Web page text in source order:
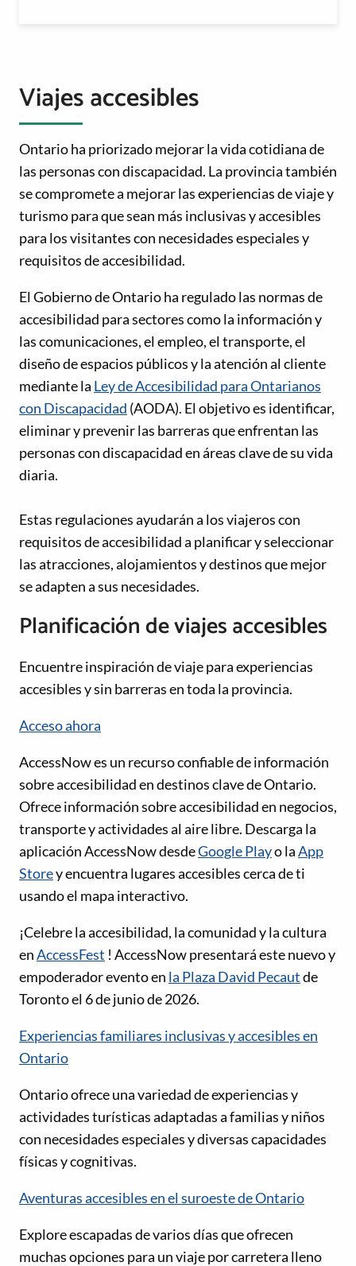
Viajes accesibles
Ontario ha priorizado mejorar la vida cotidiana de
las personas con discapacidad. La provincia también
se compromete a mejorar las experiencias de viaje y
turismo para que sean más inclusivas y accesibles
para los visitantes con necesidades especiales y
requisitos de accesibilidad.
El Gobierno de Ontario ha regulado las normas de
accesibilidad para sectores como la información y
las comunicaciones, el empleo, el transporte, el
diseño de espacios públicos y la atención al cliente
mediante la Ley de Accesibilidad para Ontarianos
con Discapacidad (AODA). El objetivo es identificar,
eliminar y prevenir las barreras que enfrentan las
personas con discapacidad en áreas clave de su vida
diaria.
Estas regulaciones ayudarán a los viajeros con
requisitos de accesibilidad a planificar y seleccionar
las atracciones, alojamientos y destinos que mejor
se adapten a sus necesidades.
Planificación de viajes accesibles
Encuentre inspiración de viaje para experiencias
accesibles y sin barreras en toda la provincia.
Acceso ahora
AccessNow es un recurso confiable de información
sobre accesibilidad en destinos clave de Ontario.
Ofrece información sobre accesibilidad en negocios,
transporte y actividades al aire libre. Descarga la
aplicación AccessNow desdeGoogle Playo laApp
Storey encuentra lugares accesibles cerca de ti
usando el mapa interactivo.
¡Celebre la accesibilidad, la comunidad y la cultura
enAccessFest ! AccessNow presentará este nuevo y
empoderador evento en la Plaza David Pecautde
Toronto el 6 de junio de 2026.
Experiencias familiares inclusivas y accesibles en
Ontario
Ontario ofrece una variedad de experiencias y
actividades turísticas adaptadas a familias y niños
con necesidades especiales y diversas capacidades
físicas y cognitivas.
Aventuras accesibles en el suroeste de Ontario
Explore escapadas de varios días que ofrecen
muchas opciones para un viaje por carretera lleno